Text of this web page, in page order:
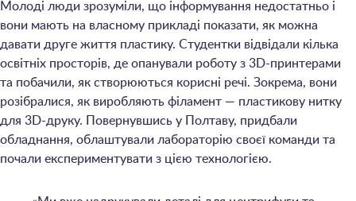
Молоді люди зрозуміли, що інформування недостатньо і
вони мають на власному прикладі показати, як можна
давати друге життя пластику. Студентки відвідали кілька
освітніх просторів, де опанували роботу з 3D-принтерами
та побачили, як створюються корисні речі. Зокрема, вони
розібралися, як виробляють філамент — пластикову нитку
для 3D-друку. Повернувшись у Полтаву, придбали
обладнання, облаштували лабораторію своєї команди та
почали експериментувати з цією технологією.